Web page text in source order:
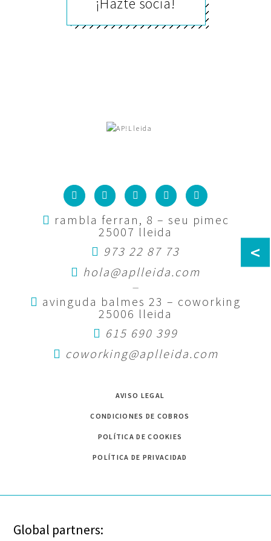
rambla ferran, 8 – seu pimec
25007 lleida
973 22 87 73
hola@aplleida.com
—
avinguda balmes 23 – coworking
25006 lleida
615 690 399
coworking@aplleida.com
AVISO LEGAL
CONDICIONES DE COBROS
POLÍTICA DE COOKIES
POLÍTICA DE PRIVACIDAD
Global partners:
<